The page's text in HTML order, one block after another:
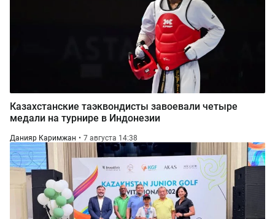
Казахстанские таэквондисты завоевали четыре
медали на турнире в Индонезии
Данияр Каримжан 7 августа 14:38